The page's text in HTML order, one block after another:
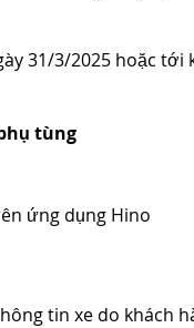
31/3/2025 hoặc tới
tùng
ứng dụng Hino
tin xe do khách